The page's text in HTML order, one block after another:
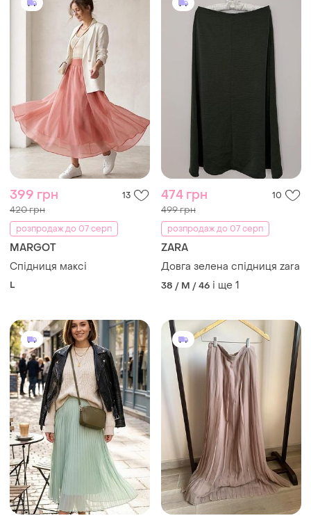
399 грн 13
420 грн
розпродаж до 07 серп
MARGOT
Спідниця максі
L
474 грн 10
499 грн
розпродаж до 07 серп
ZARA
Довга зелена спідниця zara
38 / M / 46 і ще 1